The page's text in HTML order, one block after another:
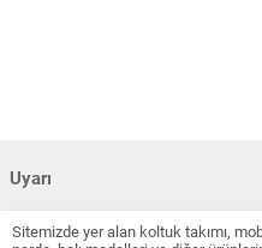
Uyarı
Sitemizde yer alan koltuk takımı,